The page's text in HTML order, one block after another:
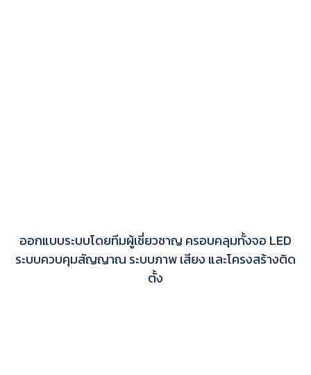
ออกแบบระบบโดยทีมผู้เชี่ยวชาญ ครอบคลุมทั้งจอ LED
ระบบควบคุมสัญญาณ ระบบภาพ เสียง และโครงสร้างติด
ตั้ง